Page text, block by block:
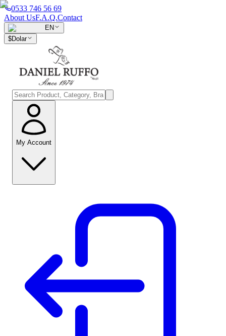
0533 746 56 69
About UsF.A.Q.Contact
EN
$Dolar
My Account